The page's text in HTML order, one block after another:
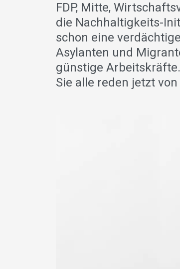
FDP, Mitte,
die Nachhaltigkeits-
schon eine
Asylanten und
günstige
Sie alle reden jetzt